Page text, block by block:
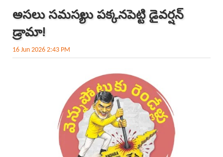
అసలు సమస్యలు పక్కనపెట్టి డైవర్షన్
డ్రామా!
16 Jun 2026 2:43 PM